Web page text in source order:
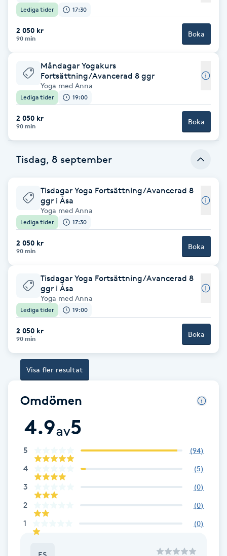
HIFU
Hollywood Peel
Hot Stone Massage
Hot yoga
Hudföryngring
Huduppstramning
Hudvård
Hyaluronsyra
Hyperhidros
Hypnos
Hårborttagning
Hårbottenbehandling
Hårvård
Hälsa
Hälsprickor
Idrottsmassage
Lediga tider 17:30
2 050 kr
90 min
Boka
Måndagar Yogakurs
Fortsättning/Avancerad 8 ggr
Yoga med Anna
Lediga tider 19:00
2 050 kr
90 min
Boka
Tisdag, 8 september
Tisdagar Yoga Fortsättning/Avancerad 8
ggr i Åsa
Yoga med Anna
Lediga tider 17:30
2 050 kr
90 min
Boka
Tisdagar Yoga Fortsättning/Avancerad 8
ggr i Åsa
Yoga med Anna
Lediga tider 19:00
2 050 kr
90 min
Boka
Visa fler resultat
Omdömen
4.9av5
5 (94)
4 (5)
3 (0)
2 (0)
1 (0)